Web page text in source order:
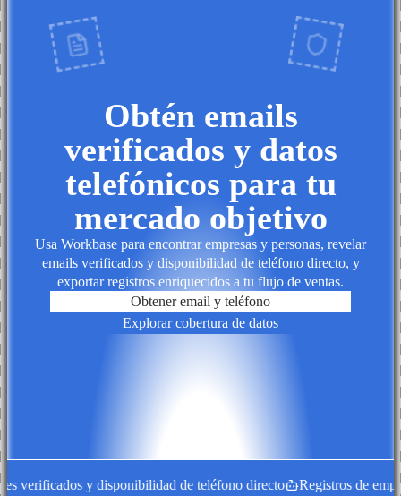
Obtén emails
verificados y datos
telefónicos para tu
mercado objetivo
Usa Workbase para encontrar empresas y personas, revelar
emails verificados y disponibilidad de teléfono directo, y
exportar registros enriquecidos a tu flujo de ventas.
Obtener email y teléfono
Explorar cobertura de datos
verificados y disponibilidad de teléfono directo Registros de